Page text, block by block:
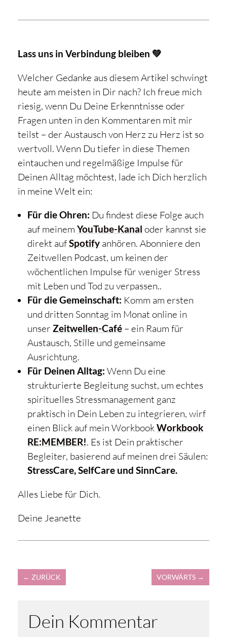
Lass uns in Verbindung bleiben 💚
Welcher Gedanke aus diesem Artikel schwingt
heute am meisten in Dir nach? Ich freue mich
riesig, wenn Du Deine Erkenntnisse oder
Fragen unten in den Kommentaren mit mir
teilst – der Austausch von Herz zu Herz ist so
wertvoll. Wenn Du tiefer in diese Themen
eintauchen und regelmäßige Impulse für
Deinen Alltag möchtest, lade ich Dich herzlich
in meine Welt ein:
Für die Ohren: Du findest diese Folge auch
auf meinem YouTube-Kanal oder kannst sie
direkt aufSpotifyanhören. Abonniere den
Zeitwellen Podcast, um keinen der
wöchentlichen Impulse für weniger Stress
mit Leben und Tod zu verpassen..
Für die Gemeinschaft: Komm am ersten
und dritten Sonntag im Monat online in
unser Zeitwellen-Café– ein Raum für
Austausch, Stille und gemeinsame
Ausrichtung.
Für Deinen Alltag: Wenn Du eine
strukturierte Begleitung suchst, um echtes
spirituelles Stressmanagement ganz
praktisch in Dein Leben zu integrieren, wirf
einen Blick auf mein WorkbookWorkbook
RE:MEMBER!. Es ist Dein praktischer
Begleiter, basierend auf meinen drei Säulen:
StressCare, SelfCare und SinnCare.
Alles Liebe für Dich.
Deine Jeanette
← ZURÜCK VORWÄRTS →
Dein Kommentar